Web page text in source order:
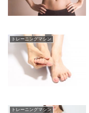
トレーニングマシン
トレーニングマシン